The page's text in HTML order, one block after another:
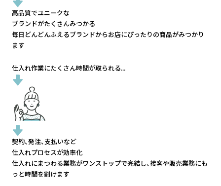
高品質でユニークな
ブランドがたくさんみつかる
毎日どんどんふえるブランドからお店にぴったりの商品がみつかり
ます
仕入れ作業にたくさん時間が取られる...
契約、発注、支払いなど
仕入れプロセスが効率化
仕入れにまつわる業務がワンストップで完結し、接客や販売業務にも
っと時間を割けます